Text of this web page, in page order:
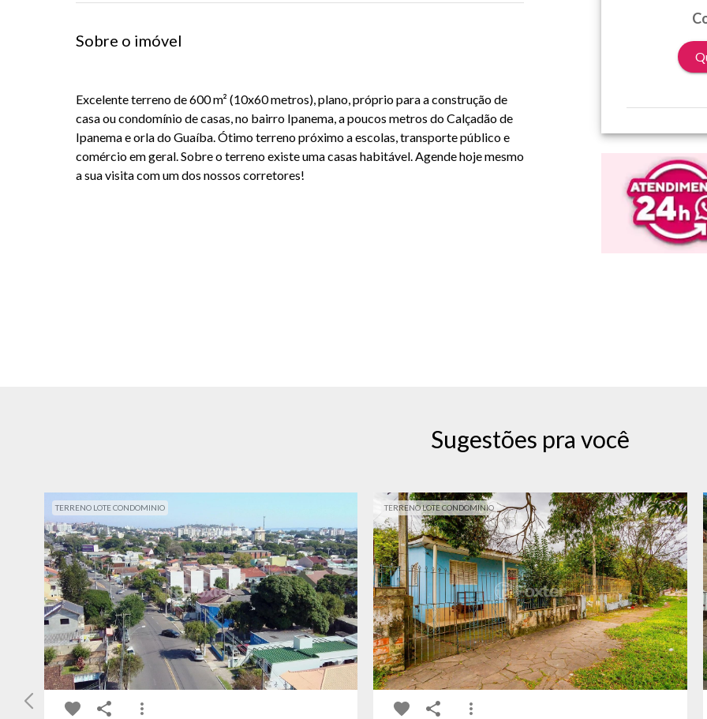
Sobre o imóvel
Excelente terreno de 600 m² (10x60 metros), plano, próprio para a construção de
casa ou condomínio de casas, no bairro Ipanema, a poucos metros do Calçadão de
Ipanema e orla do Guaíba. Ótimo terreno próximo a escolas, transporte público e
comércio em geral. Sobre o terreno existe uma casas habitável. Agende hoje mesmo
a sua visita com um dos nossos corretores!
Sugestões pra você
TERRENO LOTE CONDOMINIO TERRENO LOTE CONDOMINIO